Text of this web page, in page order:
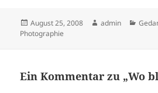
Veröffentlicht
am
August 25, 2008 Autor
admin
Photographie
Ein Kommentar zu „Wo